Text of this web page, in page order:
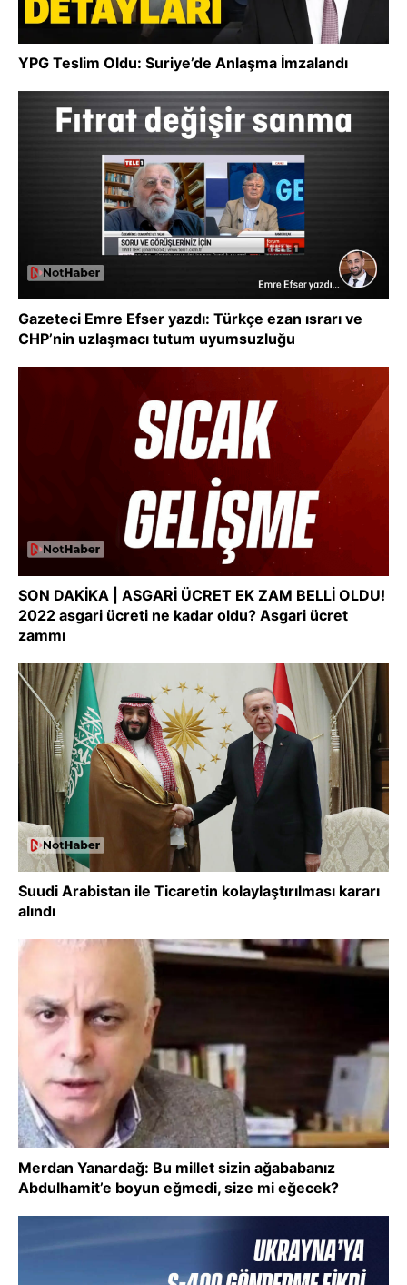
YPG Teslim Oldu: Suriye’de Anlaşma İmzalandı
Gazeteci Emre Efser yazdı: Türkçe ezan ısrarı ve
CHP’nin uzlaşmacı tutum uyumsuzluğu
SON DAKİKA | ASGARİ ÜCRET EK ZAM BELLİ OLDU!
2022 asgari ücreti ne kadar oldu? Asgari ücret
zammı
Suudi Arabistan ile Ticaretin kolaylaştırılması kararı
alındı
Merdan Yanardağ: Bu millet sizin ağababanız
Abdulhamit’e boyun eğmedi, size mi eğecek?